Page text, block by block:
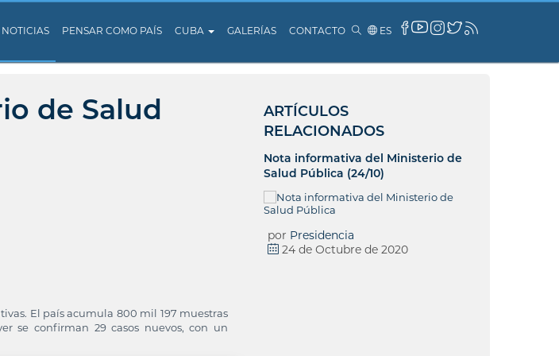
NOTICIAS PENSAR COMO PAÍS CUBA GALERÍAS CONTACTO ES
de Salud
El país acumula 800 mil 197 muestras
se confirman 29 casos nuevos, con un
ARTÍCULOS
RELACIONADOS
Nota informativa del Ministerio de
Salud Pública (24/10)
por Presidencia
24 de Octubre de 2020